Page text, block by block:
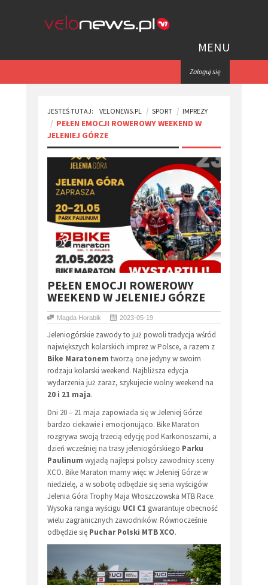
MENU
Zaloguj się
JESTEŚ TUTAJ: VELONEWS.PL SPORT IMPREZY
PEŁEN EMOCJI ROWEROWY WEEKEND W
JELENIEJ GÓRZE
PEŁEN EMOCJI ROWEROWY
WEEKEND W JELENIEJ GÓRZE
Magda Horabik 2023-05-19
Jeleniogórskie zawody to już powoli tradycja wśród
największych kolarskich imprez w Polsce, a razem z
Bike Maratonem tworzą one jedyny w swoim
rodzaju kolarski weekend. Najbliższa edycja
wydarzenia już zaraz, szykujecie wolny weekend na
20 i 21 maja.
Dni 20 – 21 maja zapowiada się w Jeleniej Górze
bardzo ciekawie i emocjonująco. Bike Maraton
rozgrywa swoją trzecią edycję pod Karkonoszami, a
dzień wcześniej na trasy jeleniogórskiego Parku
Paulinum wyjadą najlepsi polscy zawodnicy sceny
XCO. Bike Maraton mamy więc w Jeleniej Górze w
niedzielę, a w sobotę odbędzie się seria wyścigów
Jelenia Góra Trophy Maja Włoszczowska MTB Race.
Wysoka ranga wyścigu UCI C1 gwarantuje obecność
wielu zagranicznych zawodników. Równocześnie
odbędzie się Puchar Polski MTB XCO.